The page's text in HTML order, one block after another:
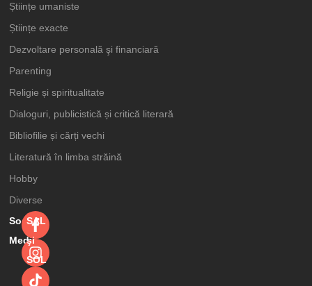
Științe umaniste
Științe exacte
Dezvoltare personală şi financiară
Parenting
Religie și spiritualitate
Dialoguri, publicistică și critică literară
Bibliofilie și cărți vechi
Literatură în limba străină
Hobby
Diverse
Social
Media
SAL
şi
SOL